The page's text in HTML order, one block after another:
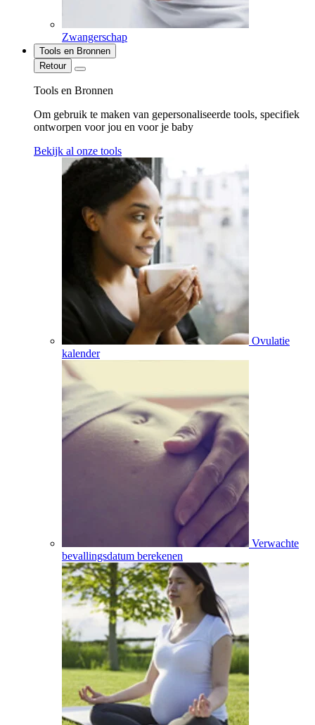
Zwangerschap
Tools en Bronnen
Retour
Tools en Bronnen
Om gebruik te maken van gepersonaliseerde tools, specifiek
ontworpen voor jou en voor je baby
Bekijk al onze tools
Ovulatie
kalender
Verwachte
bevallingsdatum berekenen